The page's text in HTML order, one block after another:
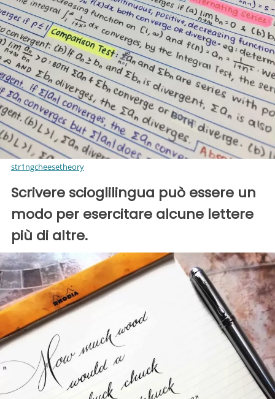
str1ngcheesetheory
Scrivere scioglilingua può essere un
modo per esercitare alcune lettere
più di altre.